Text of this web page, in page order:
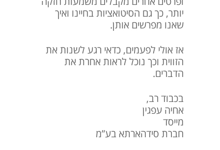
יותר, כך גם הסיטואציות בחיינו ואיך
שאנו מפרשים אותן.
אז אולי לפעמים, כדאי רגע לשנות את
הזווית וכך נוכל לראות אחרת את
הדברים.
בכבוד רב,
אחיה עפגין
מייסד
חברת סידהארתא בע”מ